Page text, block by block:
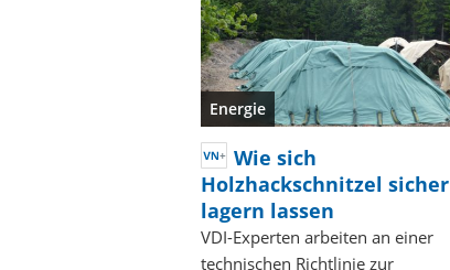
Energie
Wie sich
Holzhackschnitzel sicher
lagern lassen
VDI-Experten arbeiten an einer
technischen Richtlinie zur